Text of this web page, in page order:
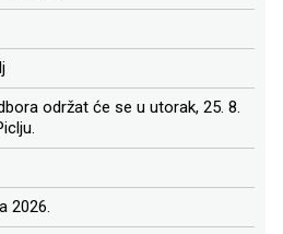
održat će se u utorak, 25. 8.
2026.